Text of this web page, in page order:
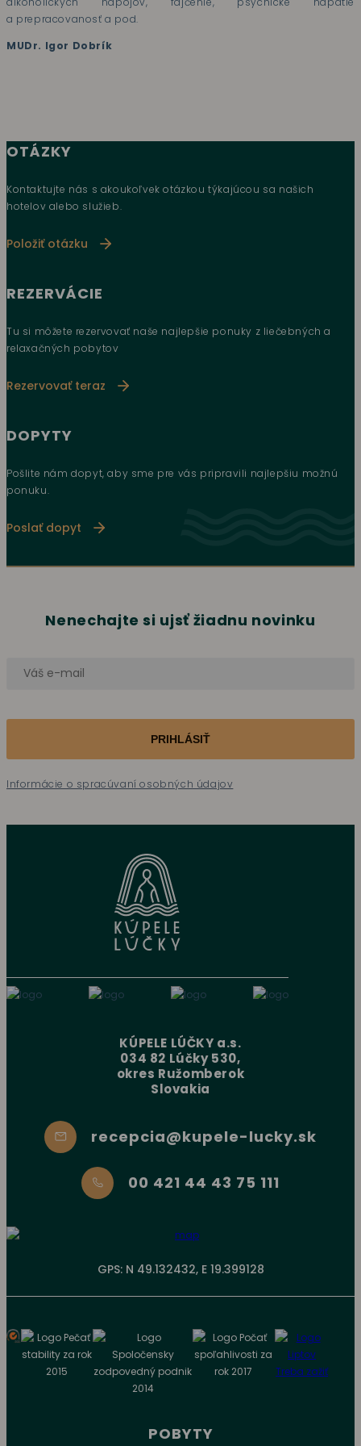
a prepracovanosť a pod.
MUDr. Igor Dobrík
OTÁZKY
Kontaktujte nás s akoukoľvek otázkou týkajúcou sa našich
hotelov alebo služieb.
Položiť otázku
REZERVÁCIE
Tu si môžete rezervovať naše najlepšie ponuky z liečebných a
relaxačných pobytov
Rezervovať teraz
DOPYTY
Pošlite nám dopyt, aby sme pre vás pripravili najlepšiu možnú
ponuku.
Poslať dopyt
Nenechajte si ujsť žiadnu novinku
PRIHLÁSIŤ
Informácie o spracúvaní osobných údajov
KÚPELE LÚČKY a.s.
034 82 Lúčky 530,
okres Ružomberok
Slovakia
recepcia@kupele-lucky.sk
00 421 44 43 75 111
GPS: N 49.132432, E 19.399128
POBYTY